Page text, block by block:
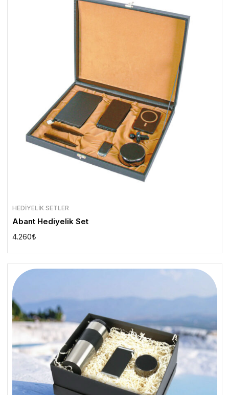
HEDIYELIK SETLER
Abant Hediyelik Set
4.260₺